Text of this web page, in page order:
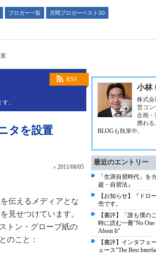
ブロガー一覧
月間ブロガーベスト30
RSS
。
タを設置
» 2011/08/05
伝えるメディアとな
見せつけています。
トン・グローブ紙の
のこと：
小林
株式会
営コン
企画・
携わる
BLOGも執筆中。
最近のエントリー
「生涯自習時代」を
超・自習法』
【お知らせ】『ドロ
売です。
【書評】「誰も僕の
時に読む一冊"No One
About It"
【書評】インタフェ
ェース"The Best